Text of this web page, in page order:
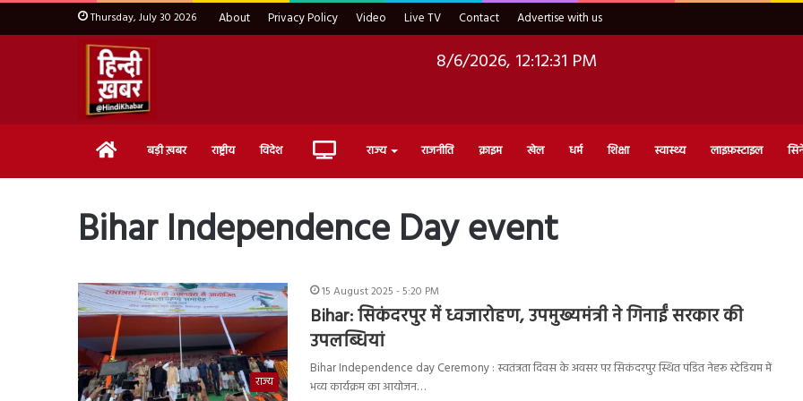
Thursday, July 30 2026 About Privacy Policy Video Live TV Contact Advertise with us
8/6/2026, 12:12:32 PM
Home बड़ी ख़बर राष्ट्रीय विदेश Live राज्य राजनीति क्राइम खेल धर्म शिक्षा स्वास्थ्य लाइफ़स्टाइल
Bihar Independence Day event
राज्य
15 August 2025 - 5:20 PM
Bihar: सिकंदरपुर में ध्वजारोहण, उपमुख्यमंत्री ने गिनाईं सरकार की
उपलब्धियां
Bihar Independence day Ceremony : स्वतंत्रता दिवस के अवसर पर सिकंदरपुर स्थित पंडित नेहरू स्टेडियम में
भव्य कार्यक्रम का आयोजन…